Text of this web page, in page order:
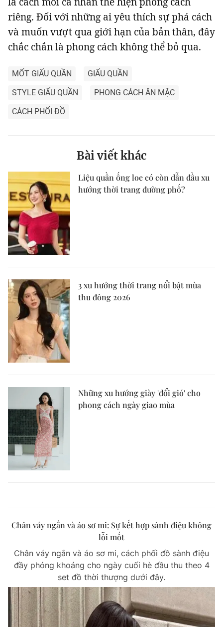
riêng. Đối với những ai yêu thích sự phá cách
và muốn vượt qua giới hạn của bản thân, đây
chắc chắn là phong cách không thể bỏ qua.
MỐT GIẤU QUẦN
GIẤU QUẦN
STYLE GIẤU QUẦN
PHONG CÁCH ĂN MẶC
CÁCH PHỐI ĐỒ
Bài viết khác
Liệu quần ống loe có còn dẫn đầu xu
hướng thời trang đường phố?
3 xu hướng thời trang nổi bật mùa
thu đông 2026
Những xu hướng giày 'đổi gió' cho
phong cách ngày giao mùa
Chân váy ngắn và áo sơ mi: Sự kết hợp sành điệu không
lỗi mốt
Chân váy ngắn và áo sơ mi, cách phối đồ sành điệu
đầy phóng khoáng cho ngày cuối hè đầu thu theo 4
set đồ thời thượng dưới đây.